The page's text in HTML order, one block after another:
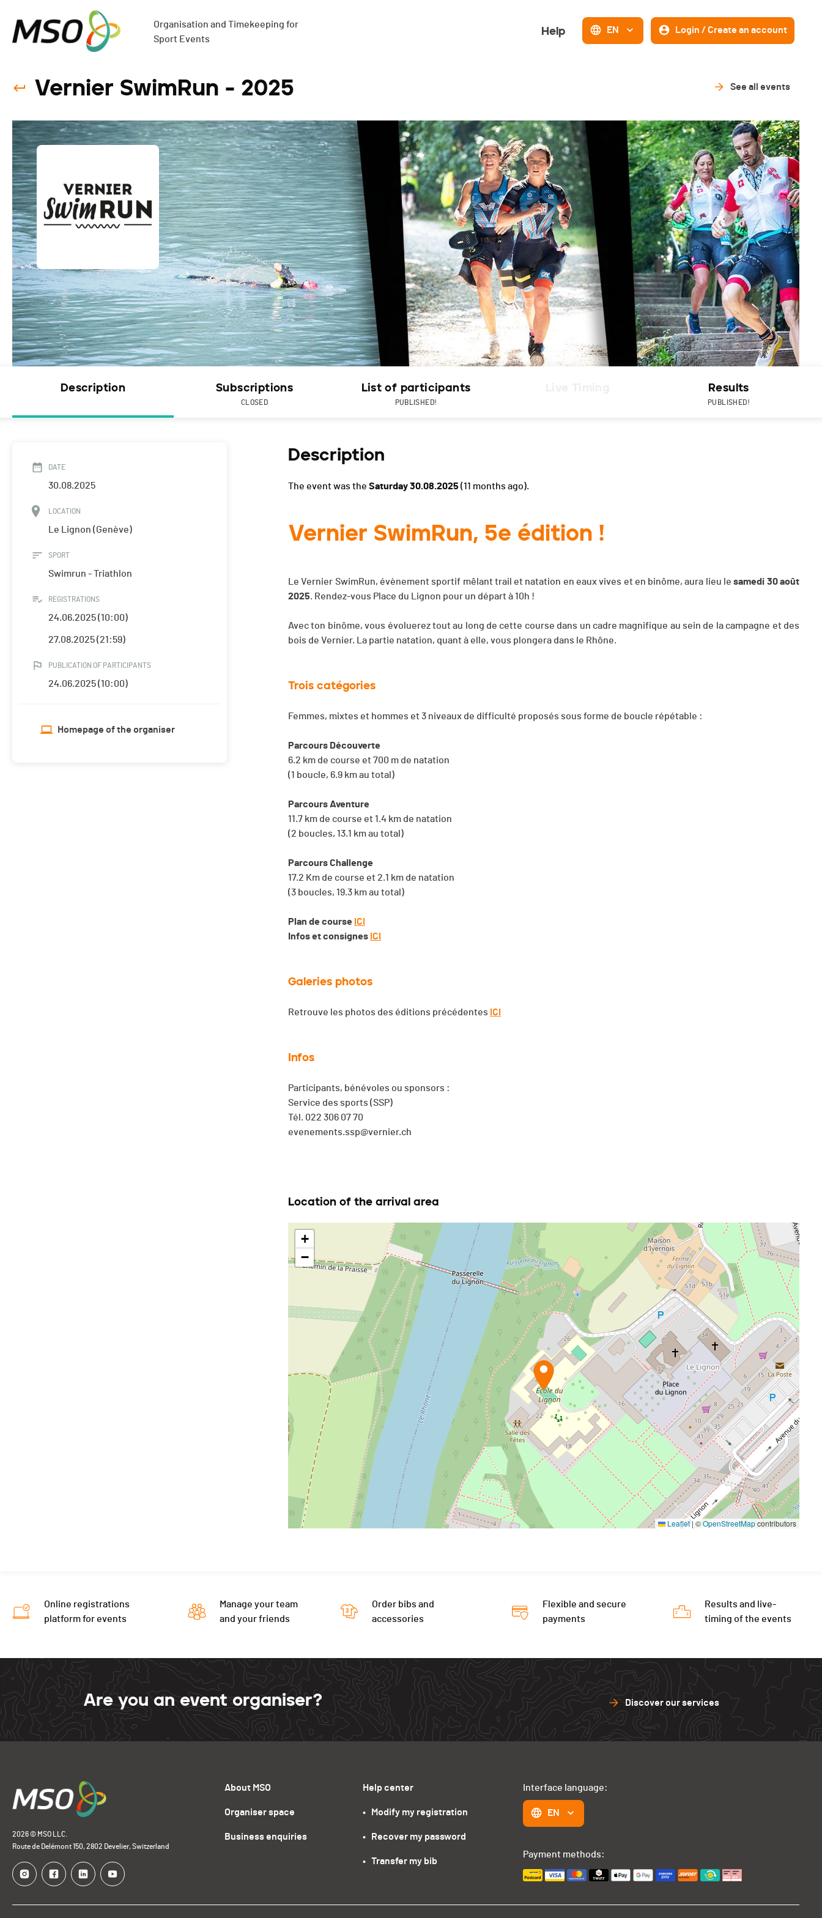
Organisation and Timekeeping for
Sport Events
Help EN Login / Create an account
Vernier SwimRun - 2025 See all events
Description Subscriptions
CLOSED
List of participants
PUBLISHED!
Results
PUBLISHED!
DATE
30.08.2025
LOCATION
Le Lignon (Genève)
SPORT
Swimrun - Triathlon
REGISTRATIONS
24.06.2025 (10:00)
27.08.2025 (21:59)
PUBLICATION OF PARTICIPANTS
24.06.2025 (10:00)
Homepage of the organiser
Description
The event was the Saturday 30.08.2025 (11 months ago).
Vernier SwimRun, 5e édition !
Le Vernier SwimRun, évènement sportif mêlant trail et natation en eaux vives et en binôme, aura lieu lesamedi 30 août
2025. Rendez-vous Place du Lignon pour un départ à 10h !
Avec ton binôme, vous évoluerez tout au long de cette course dans un cadre magnifique au sein de la campagne et des
bois de Vernier. La partie natation, quant à elle, vous plongera dans le Rhône.
Trois catégories
Femmes, mixtes et hommes et 3 niveaux de difficulté proposés sous forme de boucle répétable :
Parcours Découverte
6.2 km de course et 700 m de natation
(1 boucle, 6.9 km au total)
Parcours Aventure
11.7 km de course et 1.4 km de natation
(2 boucles, 13.1 km au total)
Parcours Challenge
17.2 Km de course et 2.1 km de natation
(3 boucles, 19.3 km au total)
Plan de course ICI
Infos et consignes ICI
Galeries photos
Retrouve les photos des éditions précédentes ICI
Infos
Participants, bénévoles ou sponsors :
Service des sports (SSP)
Tél. 022 306 07 70
evenements.ssp@vernier.ch
Location of the arrival area
+
−
Leaflet | ©OpenStreetMapcontributors
Online registrations
platform for events
Manage your team
and your friends
Order bibs and
accessories
Flexible and secure
payments
Results and live-
timing of the events
Are you an event organiser? Discover our services
2026 © MSO LLC.
Route de Delémont 150, 2802 Develier, Switzerland
About MSO
Organiser space
Business enquiries
Help center
•   Modify my registration
•   Recover my password
•   Transfer my bib
Interface language:
EN
Payment methods: